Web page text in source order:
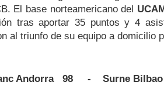
El base norteamericano del
tras aportar 35 puntos y 4
al triunfo de su equipo a domicilio
Andorra 98 - Surne Bilbao